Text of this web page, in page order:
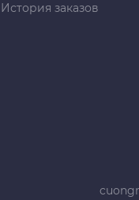
История заказов